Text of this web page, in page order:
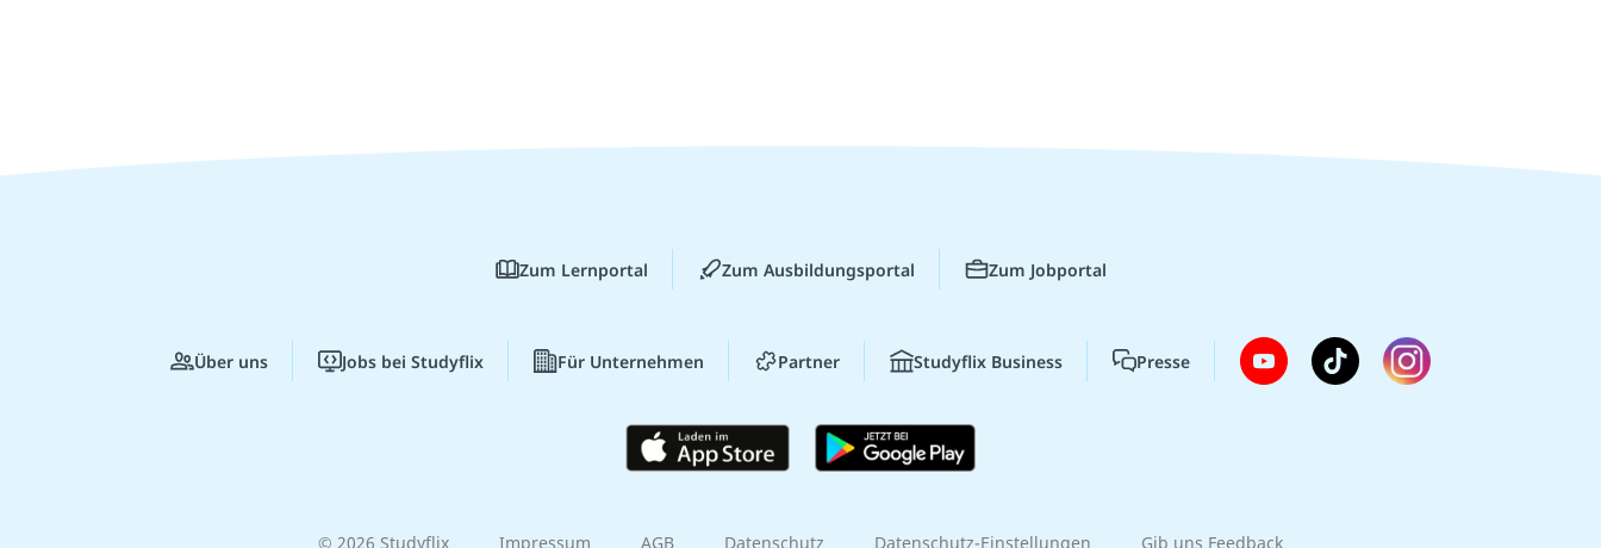
Zum Lernportal Zum Ausbildungsportal Zum Jobportal
Über uns Jobs bei Studyflix Für Unternehmen Partner Studyflix Business Presse
© 2026 Studyflix Impressum AGB Datenschutz Datenschutz-Einstellungen Gib uns Feedback